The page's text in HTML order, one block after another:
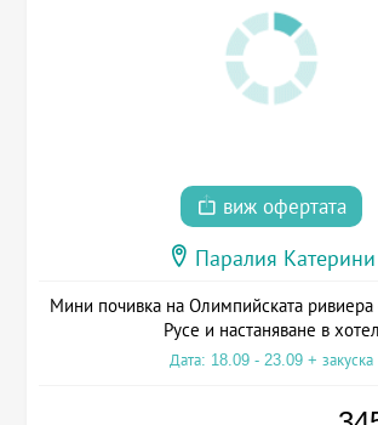
виж офертата
Паралия Катерини
Мини почивка на Олимпийската ривиера
Русе и настаняване в хотел
Дата: 18.09 - 23.09 + закуска